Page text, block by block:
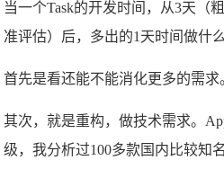
当一个Task的开发时间，从3天（
准评估）后，多出的1天时间做什么
首先是看还能不能消化更多的需求
其次，就是重构，做技术需求。
级，我分析过100多款国内比较知